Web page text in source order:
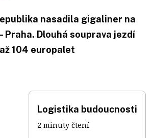
nasadila gigaliner na
Praha. Dlouhá souprava jezdí
104 europalet
Logistika budoucnosti
2 minuty čtení